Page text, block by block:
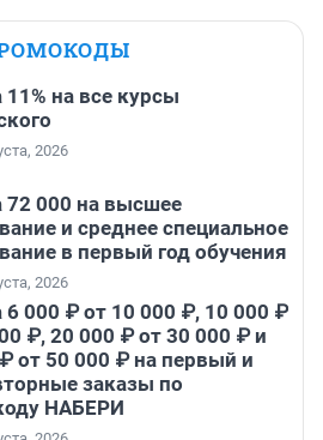
на все курсы
2026
72 000 на высшее
и среднее специальное
в первый год обучения
2026
6 000 ₽ от 10 000 ₽, 10 000 ₽
₽, 20 000 ₽ от 30 000 ₽ и
от 50 000 ₽ на первый и
заказы по
НАБЕРИ